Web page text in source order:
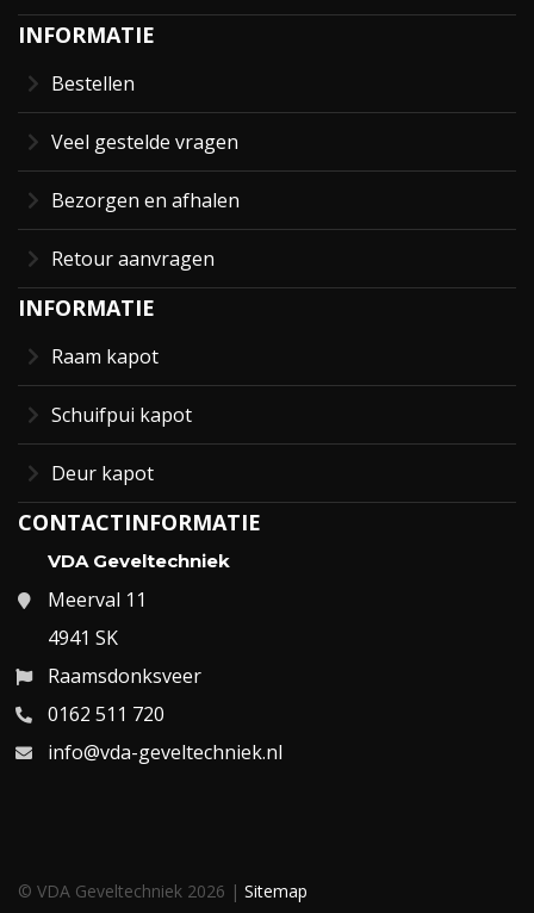
INFORMATIE
Bestellen
Veel gestelde vragen
Bezorgen en afhalen
Retour aanvragen
INFORMATIE
Raam kapot
Schuifpui kapot
Deur kapot
CONTACTINFORMATIE
VDA Geveltechniek
Meerval 11
4941 SK
Raamsdonksveer
0162 511 720
info@vda-geveltechniek.nl
© VDA Geveltechniek 2026 | Sitemap